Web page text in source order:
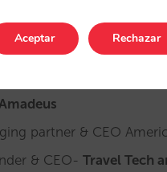
Head Account
–
The Hotels Network
partner & CEO
& CEO- Travel Tech
Aceptar Rechazar